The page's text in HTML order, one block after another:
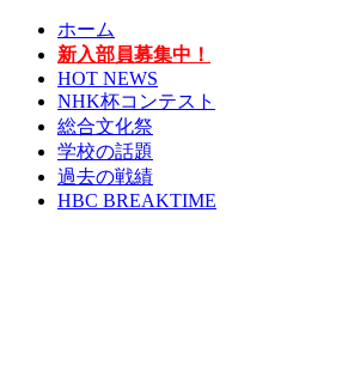
ホーム
新入部員募集中！
HOT NEWS
NHK杯コンテスト
総合文化祭
学校の話題
過去の戦績
HBC BREAKTIME